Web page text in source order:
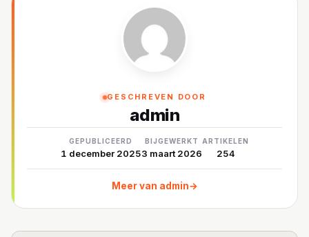
GESCHREVEN DOOR
admin
GEPUBLICEERD
1 december 2025
BIJGEWERKT
3 maart 2026
ARTIKELEN
254
Meer van admin→